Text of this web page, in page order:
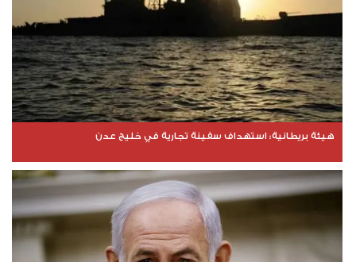
هيئة بريطانية: استهداف سفينة تجارية في خليج عدن